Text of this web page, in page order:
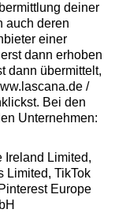
deiner
auch deren
einer
dann erhoben
dann übermittelt,
/
Bei den
Unternehmen:
Ireland Limited,
Limited, TikTok
Europe